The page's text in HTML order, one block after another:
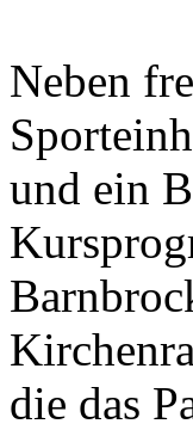
Neben
und ein
die das